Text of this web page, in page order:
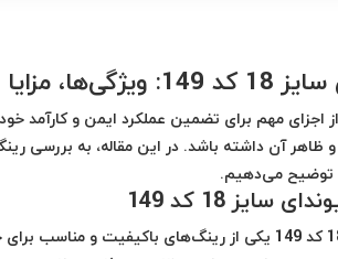
و نکات مهم
اجزای مهم برای تضمین عملکرد ایمن و کارآمد
توضیح می‌دهیم.
18 کد 149